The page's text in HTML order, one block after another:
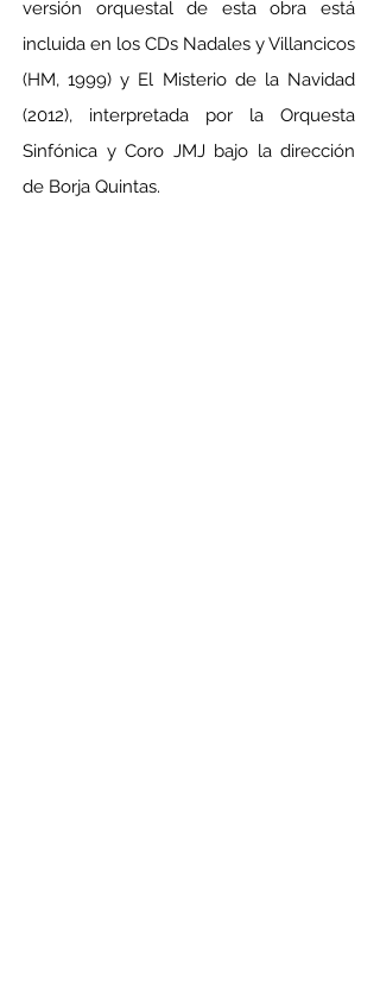
versión orquestal de esta obra está
incluida en los CDs Nadales y Villancicos
(HM, 1999) y El Misterio de la Navidad
(2012), interpretada por la Orquesta
Sinfónica y Coro JMJ bajo la dirección
de Borja Quintas.